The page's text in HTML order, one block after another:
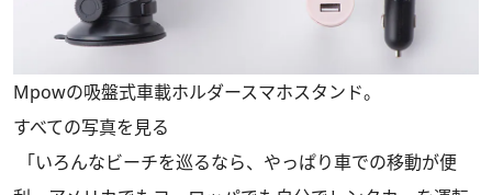
Mpowの吸盤式車載ホルダースマホスタンド。
すべての写真を見る
「いろんなビーチを巡るなら、やっぱり車での移動が便